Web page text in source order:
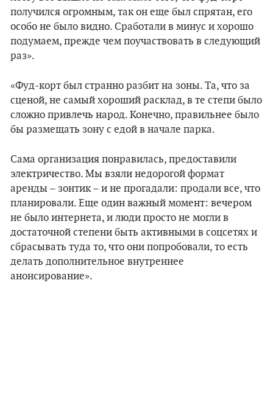
получился огромным, так он еще был спрятан, его
особо не было видно. Cработали в минус и хорошо
подумаем, прежде чем поучаствовать в следующий
раз».
«Фуд-корт был странно разбит на зоны. Та, что за
сценой, не самый хороший расклад, в те степи было
сложно привлечь народ. Конечно, правильнее было
бы размещать зону с едой в начале парка.
Сама организация понравилась, предоставили
электричество. Мы взяли недорогой формат
аренды – зонтик – и не прогадали: продали все, что
планировали. Еще один важный момент: вечером
не было интернета, и люди просто не могли в
достаточной степени быть активными в соцсетях и
сбрасывать туда то, что они попробовали, то есть
делать дополнительное внутреннее
анонсирование».